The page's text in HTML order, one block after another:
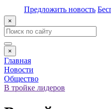
Предложить новость
×
×
Главная
Новости
Общество
В тройке лидеров